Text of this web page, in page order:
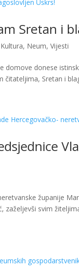
Sretan i
Kultura, Neum,Vijesti
domove donese
čitateljima, Sretan i
županije
zaželjevši svim